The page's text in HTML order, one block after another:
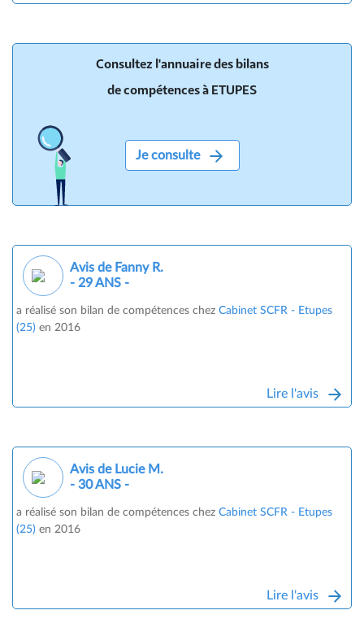
Consultez l'annuaire des bilans
de compétences à ETUPES
Je consulte
Avis de Fanny R.
- 29 ANS -
a réalisé son bilan de compétences chez Cabinet SCFR - Etupes
(25) en 2016
Lire l'avis
Avis de Lucie M.
- 30 ANS -
a réalisé son bilan de compétences chez Cabinet SCFR - Etupes
(25) en 2016
Lire l'avis